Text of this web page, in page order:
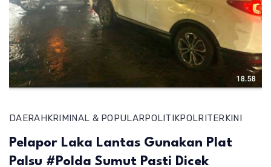
DAERAHKRIMINAL & POPULARPOLITIKPOLRITERKINI
Pelapor Laka Lantas Gunakan Plat
Palsu #Polda Sumut Pasti Dicek